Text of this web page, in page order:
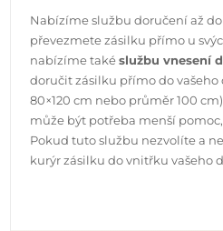
Nabízíme službu doručení až
převezmete zásilku přímo u
nabízíme takéslužbu vnesení
doručit zásilku přímo do vašeho
80×120 cm nebo průměr 100
může být potřeba menší
Pokud tuto službu nezvolíte a
kurýr zásilku do vnitřku vašeho